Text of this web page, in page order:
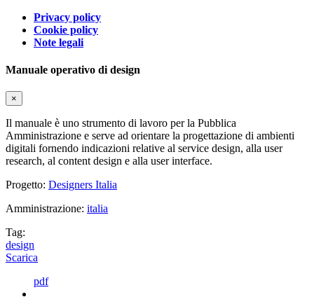
Privacy policy
Cookie policy
Note legali
Manuale operativo di design
×
Il manuale è uno strumento di lavoro per la Pubblica
Amministrazione e serve ad orientare la progettazione di ambienti
digitali fornendo indicazioni relative al service design, alla user
research, al content design e alla user interface.
Progetto: Designers Italia
Amministrazione: italia
Tag:
design
Scarica
pdf